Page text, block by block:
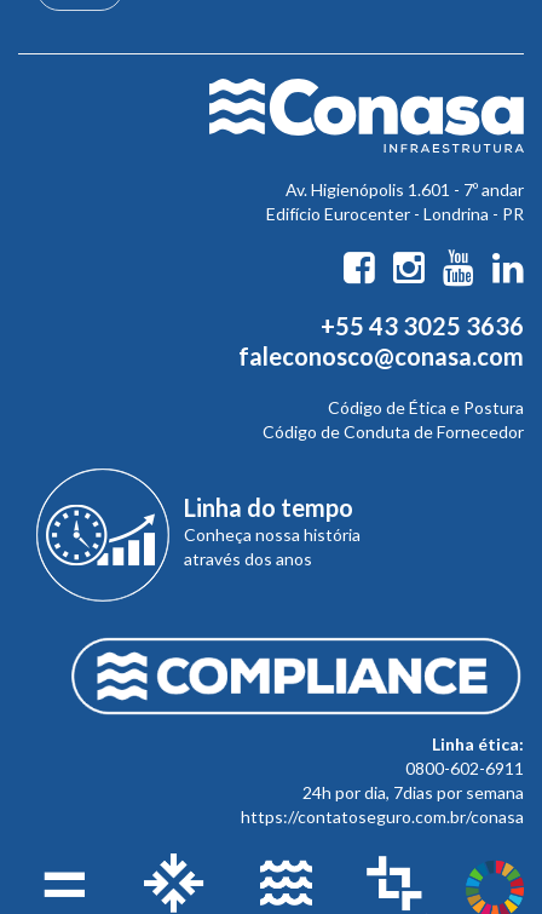
Av. Higienópolis 1.601 - 7º andar
Edifício Eurocenter - Londrina - PR
+55 43 3025 3636
faleconosco@conasa.com
Código de Ética e Postura
Código de Conduta de Fornecedor
Linha do tempo
Conheça nossa história
através dos anos
Linha ética:
0800-602-6911
24h por dia, 7dias por semana
https://contatoseguro.com.br/conasa